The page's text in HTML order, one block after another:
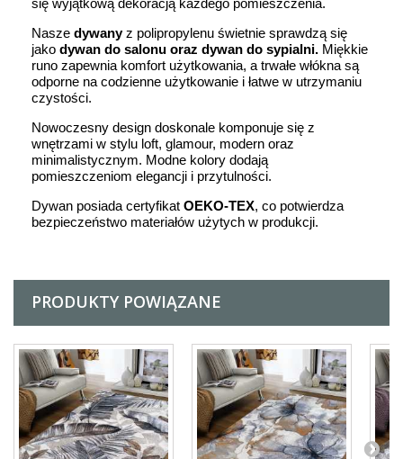
Nasze dywanyz polipropylenu świetnie sprawdzą się
jako dywan do salonu oraz dywan do sypialni. Miękkie
runo zapewnia komfort użytkowania, a trwałe włókna są
odporne na codzienne użytkowanie i łatwe w utrzymaniu
czystości.
Nowoczesny design doskonale komponuje się z
wnętrzami w stylu loft, glamour, modern oraz
minimalistycznym. Modne kolory dodają
pomieszczeniom elegancji i przytulności.
Dywan posiada certyfikat OEKO-TEX, co potwierdza
bezpieczeństwo materiałów użytych w produkcji.
PRODUKTY POWIĄZANE